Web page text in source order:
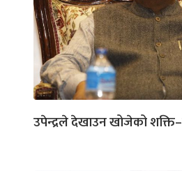
उपेन्द्रले देखाउन खोजेको